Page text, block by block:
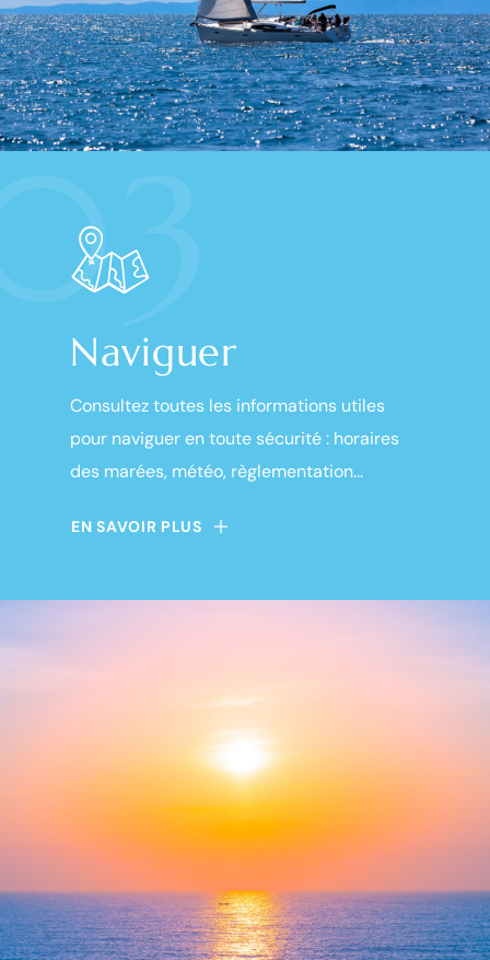
Naviguer
Consultez toutes les informations utiles
pour naviguer en toute sécurité : horaires
des marées, météo, règlementation...
EN SAVOIR PLUS